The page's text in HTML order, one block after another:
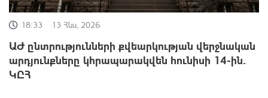
18:33 13 Հնս, 2026
ԱԺ ընտրությունների քվեարկության վերջնական
արդյունքները կհրապարակվեն հունիսի 14-ին․
ԿԸՀ